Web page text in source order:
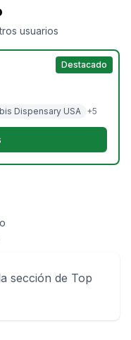
usuarios
Destacado
Dispensary USA +5
sección de Top